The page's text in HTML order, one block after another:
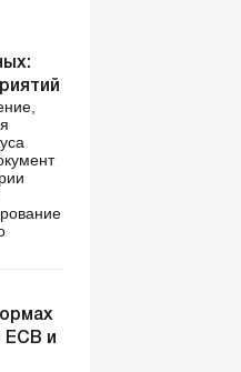
ЕСВ и